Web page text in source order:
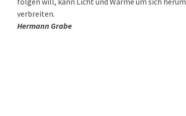
verbreiten.
Hermann Grabe